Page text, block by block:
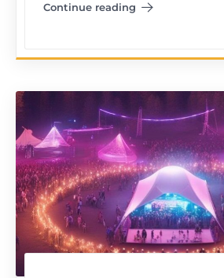
Continue reading
"Chill’n Roll Festivali"